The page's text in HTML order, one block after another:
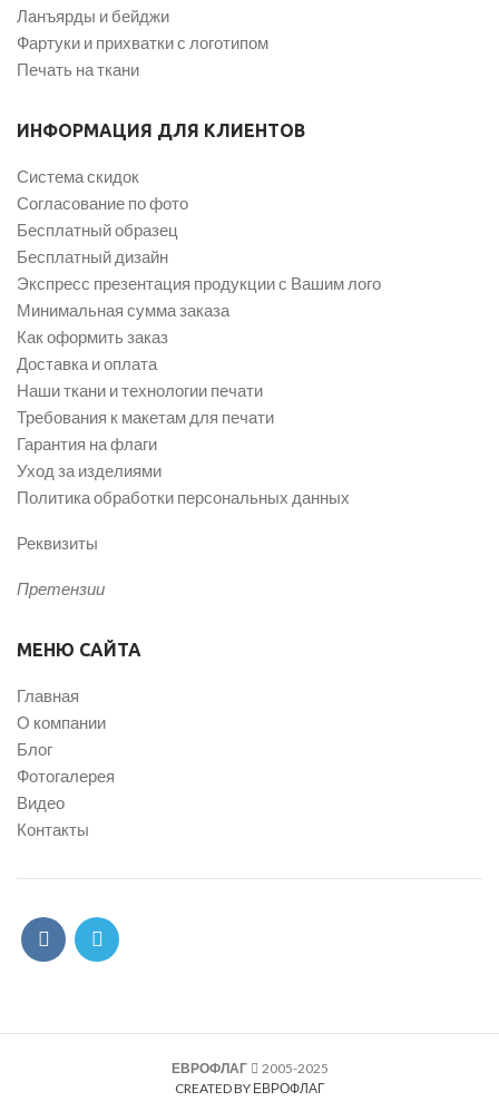
Ланъярды и бейджи
Фартуки и прихватки с логотипом
Печать на ткани
ИНФОРМАЦИЯ ДЛЯ КЛИЕНТОВ
Система скидок
Согласование по фото
Бесплатный образец
Бесплатный дизайн
Экспресс презентация продукции с Вашим лого
Минимальная сумма заказа
Как оформить заказ
Доставка и оплата
Наши ткани и технологии печати
Требования к макетам для печати
Гарантия на флаги
Уход за изделиями
Политика обработки персональных данных
Реквизиты
Претензии
МЕНЮ САЙТА
Главная
О компании
Блог
Фотогалерея
Видео
Контакты
ЕВРОФЛАГ
2005-2025
CREATED BY ЕВРОФЛАГ